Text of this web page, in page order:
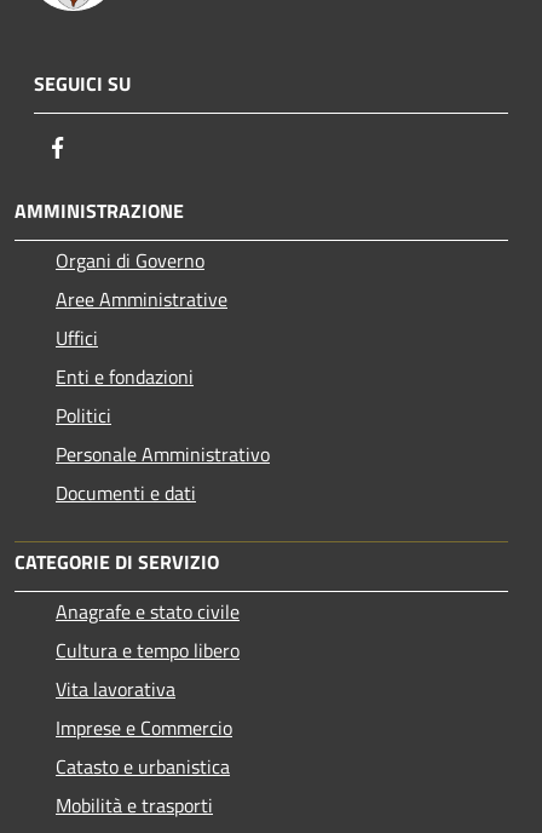
SEGUICI SU
AMMINISTRAZIONE
Organi di Governo
Aree Amministrative
Uffici
Enti e fondazioni
Politici
Personale Amministrativo
Documenti e dati
CATEGORIE DI SERVIZIO
Anagrafe e stato civile
Cultura e tempo libero
Vita lavorativa
Imprese e Commercio
Catasto e urbanistica
Mobilità e trasporti